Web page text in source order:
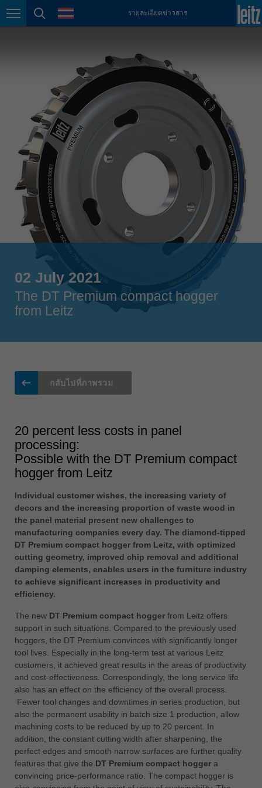
การนำทางหน้า
ค้นหาหน้า
ภาษา รายละเอียดข่าวสาร
Nederland
nederlands
Österreich
deutsch
Polska
Portugal
português
România
Română
Schweiz
deutsch français
english
Slovenija
slovenski
Taiwan
english
USA
Việt Nam
中国
中文
ประเทศไทย
ไทย
Україна
02 July 2021
The DT Premium compact hogger
from Leitz
กลับไปที่ภาพรวม
20 percent less costs in panel
processing:
Possible with the DT Premium compact
hogger from Leitz
Individual customer wishes, the increasing variety of
decors and the increasing proportion of waste wood in
the panel material present new challenges to
manufacturing companies every day. The diamond-tipped
DT Premium compact hogger from Leitz, with optimized
cutting geometry, improved chip removal and additional
damping elements, enables users in the furniture industry
to achieve significant increases in productivity and
efficiency.
The new DT Premium compact hogger from Leitz offers
support in such situations. Compared to the previously used
hoggers, the DT Premium convinces with significantly longer
tool lives. Especially in the long-term test at various Leitz
customers, it achieved great results in the areas of productivity
and cost-effectiveness. Correspondingly, the long service life
also has an effect on the efficiency of the overall process.
Fewer tool changes and downtimes in series production, but
also the permanent usability in batch size 1 production, allow
machining costs to be reduced by up to 20 percent. In
addition, the constant cutting width after sharpening, the
perfect edges and smooth narrow surfaces are further quality
features that give the DT Premium compact hogger a
convincing price-performance ratio. The compact hogger is